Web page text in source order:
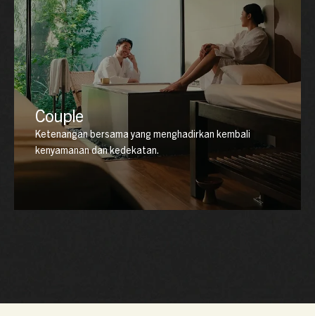
Couple
Ketenangan bersama yang menghadirkan kembali
kenyamanan dan kedekatan.
suasana yang hangat, serta perawatan restoratif yang